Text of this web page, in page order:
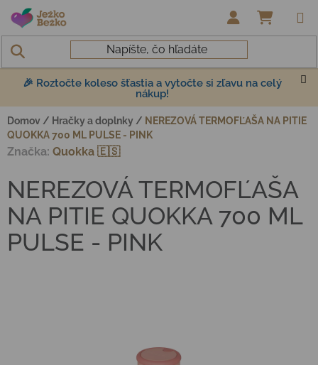
Prejsť na obsah
🎉 Roztočte koleso šťastia a vytočte si zľavu na celý
nákup!
Domov / Hračky a doplnky / NEREZOVÁ TERMOFĽAŠA NA PITIE
QUOKKA 700 ML PULSE - PINK
NEREZOVÁ TERMOFĽAŠA
NA PITIE QUOKKA 700 ML
PULSE - PINK
Značka: Quokka 🇪🇸